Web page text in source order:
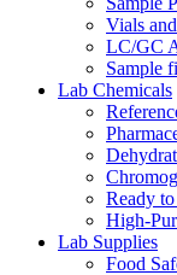
Vials
LC/GC
Sample
Lab Chemicals
Ready
High-
Lab Supplies
Food